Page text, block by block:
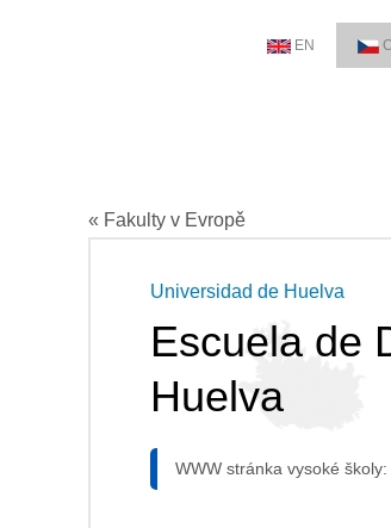
EN
« Fakulty v Evropě
Universidad de Huelva
Escuela de
Huelva
WWW stránka vysoké školy: